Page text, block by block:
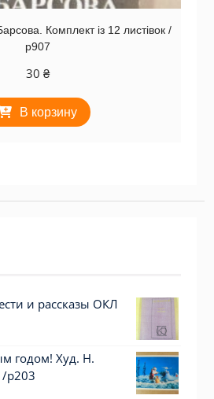
Комплект із 12 листівок /
р907
30 ₴
В корзину
и рассказы ОКЛ
годом! Худ. Н.
/р203